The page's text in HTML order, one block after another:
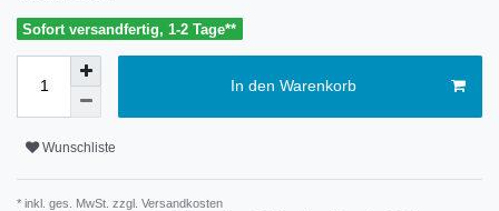
Sofort versandfertig, 1-2 Tage**
In den Warenkorb
Wunschliste
* inkl. ges. MwSt. zzgl. Versandkosten